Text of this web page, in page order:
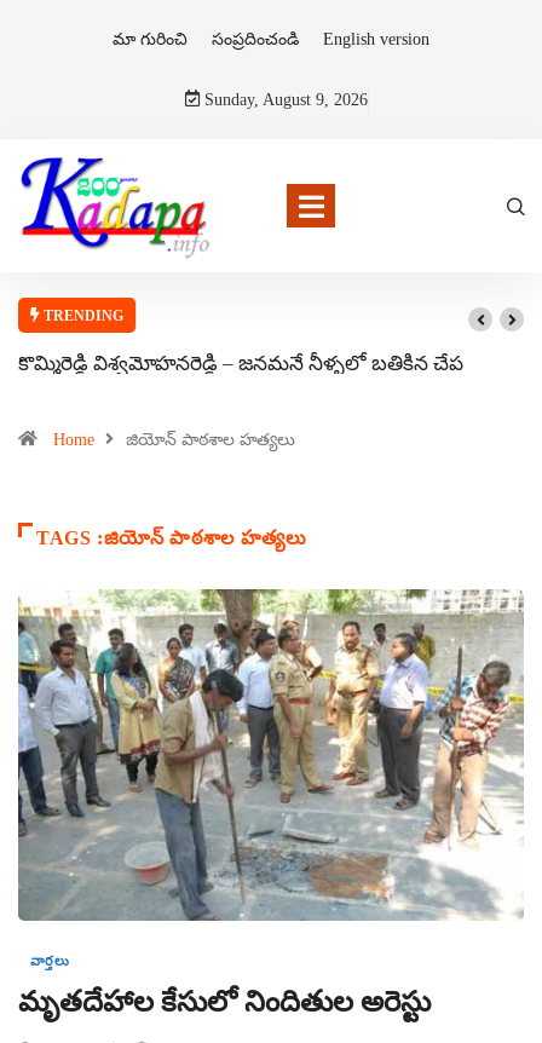
మా గురించి సంప్రదించండి English version
Sunday, August 9, 2026
TRENDING
కొమ్మిరెడ్డి విశ్వమోహనరెడ్డి – జనమనే నీళ్ళలో బతికిన చేప
Home జియోన్ పాఠశాల హత్యలు
TAGS :జియోన్ పాఠశాల హత్యలు
వార్తలు
మృతదేహాల కేసులో నిందితుల అరెస్టు